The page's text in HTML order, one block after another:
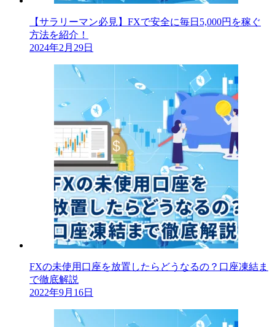
【サラリーマン必見】FXで安全に毎日5,000円を稼ぐ
方法を紹介！
2024年2月29日
FXの未使用口座を放置したらどうなるの？口座凍結ま
で徹底解説
2022年9月16日